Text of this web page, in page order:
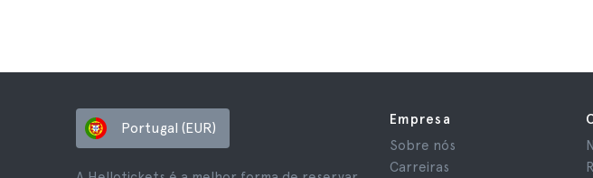
Portugal (EUR)
Empresa
Sobre nós
Carreiras